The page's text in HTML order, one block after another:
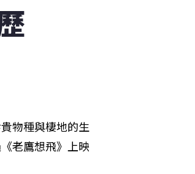
物種與棲地的生
老鷹想飛》上映